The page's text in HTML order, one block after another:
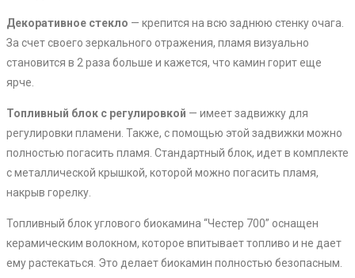
Декоративное стекло — крепится на всю заднюю стенку очага.
За счет своего зеркального отражения, пламя визуально
становится в 2 раза больше и кажется, что камин горит еще
ярче.
Топливный блок с регулировкой — имеет задвижку для
регулировки пламени. Также, с помощью этой задвижки можно
полностью погасить пламя. Стандартный блок, идет в комплекте
с металлической крышкой, которой можно погасить пламя,
накрыв горелку.
Топливный блок углового биокамина “Честер 700” оснащен
керамическим волокном, которое впитывает топливо и не дает
ему растекаться. Это делает биокамин полностью безопасным.